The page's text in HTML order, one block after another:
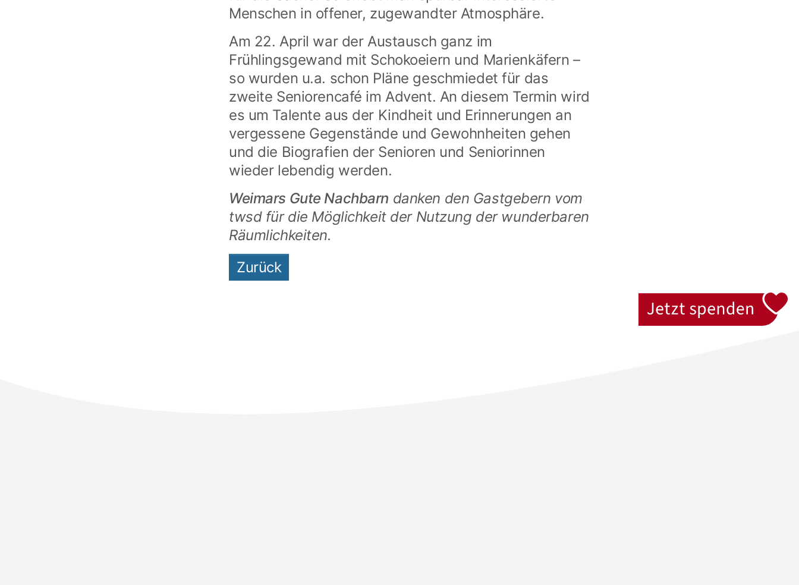
Menschen in offener, zugewandter Atmosphäre.
Am 22. April war der Austausch ganz im
Frühlingsgewand mit Schokoeiern und Marienkäfern –
so wurden u.a. schon Pläne geschmiedet für das
zweite Seniorencafé im Advent. An diesem Termin wird
es um Talente aus der Kindheit und Erinnerungen an
vergessene Gegenstände und Gewohnheiten gehen
und die Biografien der Senioren und Seniorinnen
wieder lebendig werden.
Weimars Gute Nachbarn danken den Gastgebern vom
twsd für die Möglichkeit der Nutzung der wunderbaren
Räumlichkeiten.
Zurück
Jetzt spenden